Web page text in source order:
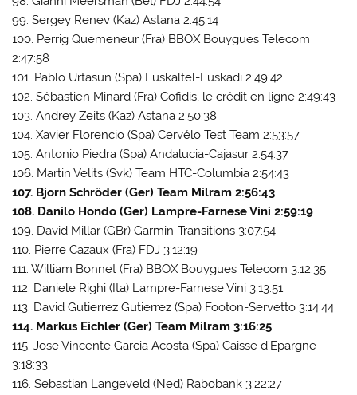
99. Sergey Renev (Kaz) Astana 2:45:14
100. Perrig Quemeneur (Fra) BBOX Bouygues Telecom
2:47:58
101. Pablo Urtasun (Spa) Euskaltel-Euskadi 2:49:42
102. Sébastien Minard (Fra) Cofidis, le crédit en ligne 2:49:43
103. Andrey Zeits (Kaz) Astana 2:50:38
104. Xavier Florencio (Spa) Cervélo Test Team 2:53:57
105. Antonio Piedra (Spa) Andalucia-Cajasur 2:54:37
106. Martin Velits (Svk) Team HTC-Columbia 2:54:43
107. Bjorn Schröder (Ger) Team Milram 2:56:43
108. Danilo Hondo (Ger) Lampre-Farnese Vini 2:59:19
109. David Millar (GBr) Garmin-Transitions 3:07:54
110. Pierre Cazaux (Fra) FDJ 3:12:19
111. William Bonnet (Fra) BBOX Bouygues Telecom 3:12:35
112. Daniele Righi (Ita) Lampre-Farnese Vini 3:13:51
113. David Gutierrez Gutierrez (Spa) Footon-Servetto 3:14:44
114. Markus Eichler (Ger) Team Milram 3:16:25
115. Jose Vincente Garcia Acosta (Spa) Caisse d’Epargne
3:18:33
116. Sebastian Langeveld (Ned) Rabobank 3:22:27